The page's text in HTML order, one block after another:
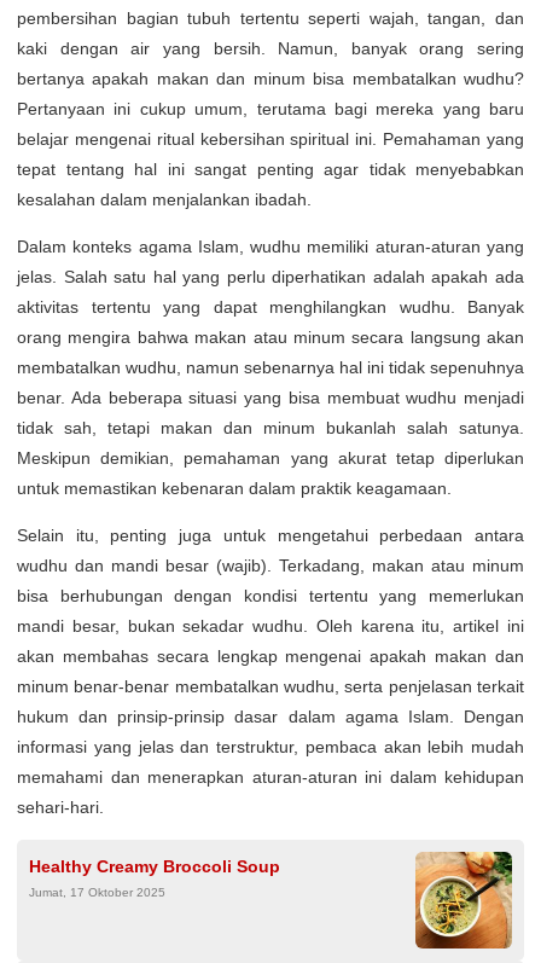
pembersihan bagian tubuh tertentu seperti wajah, tangan, dan
kaki dengan air yang bersih. Namun, banyak orang sering
bertanya apakah makan dan minum bisa membatalkan wudhu?
Pertanyaan ini cukup umum, terutama bagi mereka yang baru
belajar mengenai ritual kebersihan spiritual ini. Pemahaman yang
tepat tentang hal ini sangat penting agar tidak menyebabkan
kesalahan dalam menjalankan ibadah.
Dalam konteks agama Islam, wudhu memiliki aturan-aturan yang
jelas. Salah satu hal yang perlu diperhatikan adalah apakah ada
aktivitas tertentu yang dapat menghilangkan wudhu. Banyak
orang mengira bahwa makan atau minum secara langsung akan
membatalkan wudhu, namun sebenarnya hal ini tidak sepenuhnya
benar. Ada beberapa situasi yang bisa membuat wudhu menjadi
tidak sah, tetapi makan dan minum bukanlah salah satunya.
Meskipun demikian, pemahaman yang akurat tetap diperlukan
untuk memastikan kebenaran dalam praktik keagamaan.
Selain itu, penting juga untuk mengetahui perbedaan antara
wudhu dan mandi besar (wajib). Terkadang, makan atau minum
bisa berhubungan dengan kondisi tertentu yang memerlukan
mandi besar, bukan sekadar wudhu. Oleh karena itu, artikel ini
akan membahas secara lengkap mengenai apakah makan dan
minum benar-benar membatalkan wudhu, serta penjelasan terkait
hukum dan prinsip-prinsip dasar dalam agama Islam. Dengan
informasi yang jelas dan terstruktur, pembaca akan lebih mudah
memahami dan menerapkan aturan-aturan ini dalam kehidupan
sehari-hari.
Healthy Creamy Broccoli Soup
Jumat, 17 Oktober 2025